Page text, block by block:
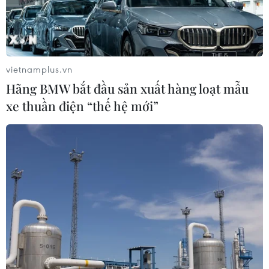
đầu bảng'
06/08/2026 07:25
Chủ tịch Liên đoàn Bóng đá thế giới
chịu sức ép chưa từng có
06/08/2026 04:12
Futsal Việt Nam bất bại sau trận hòa
khó tin trước chủ nhà Thái Lan
06/08/2026 02:38
Toàn cảnh ASEAN Cup: Thái
Lan "thắng như chẻ tre", thách thức
tuyển Việt Nam
vietnamplus.vn
Hãng BMW bắt đầu sản xuất hàng loạt mẫu
xe thuần điện “thế hệ mới”